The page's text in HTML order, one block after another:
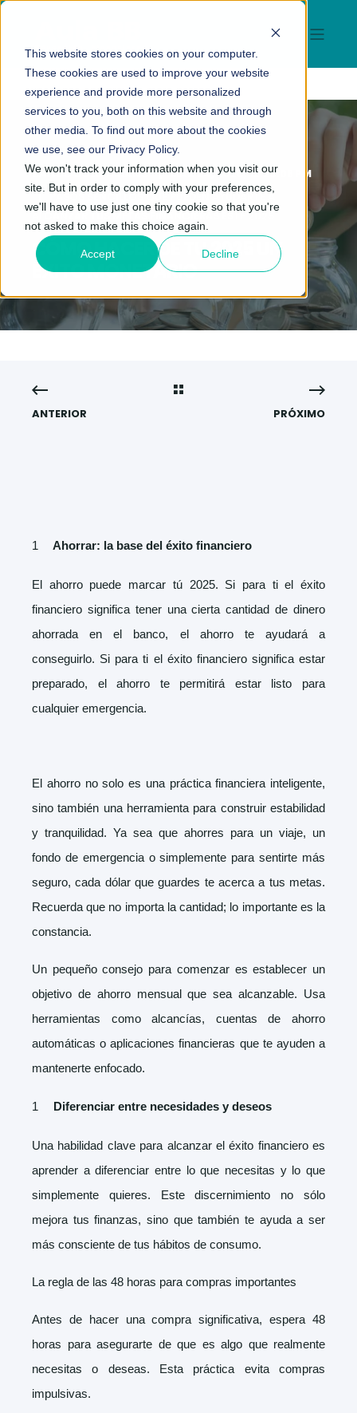
This website stores cookies on your computer.
These cookies are used to improve your website
experience and provide more personalized
services to you, both on this website and through
other media. To find out more about the cookies
we use, see our Privacy Policy.
We won't track your information when you visit our
site. But in order to comply with your preferences,
we'll have to use just one tiny cookie so that you're
not asked to make this choice again.
Accept Decline
BANCO BOLIVARIANO
MAR 24, 2025, 12:26:08 PM
PASOS SENCILLOS QUE PUEDEN AYUDARTE A
ALCANZAR TUS METAS FINANCIERAS ESTE 2025
CÓMO HACER DE TU 2025 UN
ÉXITO MONETARIO
ANTERIOR PRÓXIMO
Ahorrar: la base del éxito financiero
El ahorro puede marcar tú 2025. Si para ti el éxito
financiero significa tener una cierta cantidad de dinero
ahorrada en el banco, el ahorro te ayudará a
conseguirlo. Si para ti el éxito financiero significa estar
preparado, el ahorro te permitirá estar listo para
cualquier emergencia.
El ahorro no solo es una práctica financiera inteligente,
sino también una herramienta para construir estabilidad
y tranquilidad. Ya sea que ahorres para un viaje, un
fondo de emergencia o simplemente para sentirte más
seguro, cada dólar que guardes te acerca a tus metas.
Recuerda que no importa la cantidad; lo importante es la
constancia.
Un pequeño consejo para comenzar es establecer un
objetivo de ahorro mensual que sea alcanzable. Usa
herramientas como alcancías, cuentas de ahorro
automáticas o aplicaciones financieras que te ayuden a
mantenerte enfocado.
Diferenciar entre necesidades y deseos
Una habilidad clave para alcanzar el éxito financiero es
aprender a diferenciar entre lo que necesitas y lo que
simplemente quieres. Este discernimiento no sólo
mejora tus finanzas, sino que también te ayuda a ser
más consciente de tus hábitos de consumo.
La regla de las 48 horas para compras importantes
Antes de hacer una compra significativa, espera 48
horas para asegurarte de que es algo que realmente
necesitas o deseas. Esta práctica evita compras
impulsivas.